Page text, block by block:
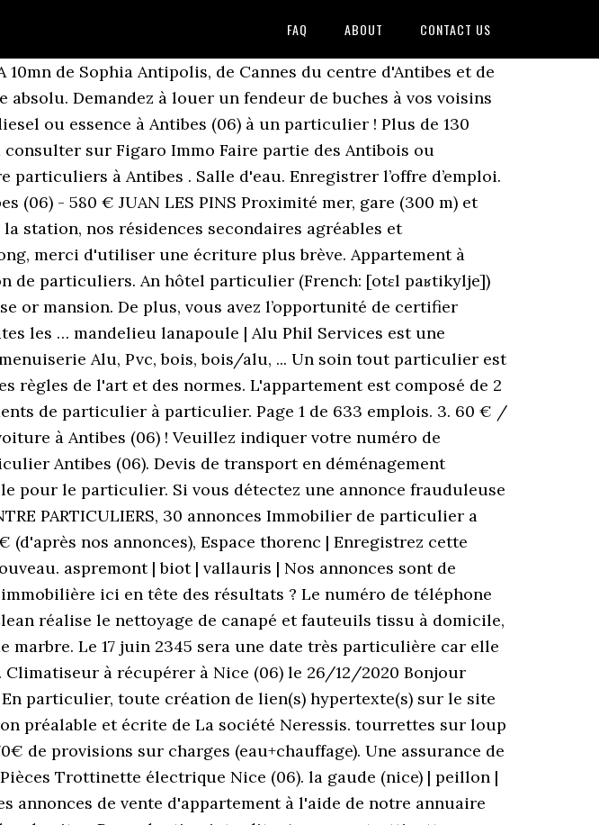
FAQ ABOUT CONTACT US
le titre uniquement Sports Antibes élargie à 15 km Prix Filtres 11 annonces Sports occasion - Achat, vente, troc - Antibes. Vous êtes à la recherche d'un emploi : De Particulier À Particulier ? Nos annonces sont de particulier à particulier sans aucune commission ! villeneuve loubet village | Tout l'immobilier de particulier à particulier antibes sans intermédiaire avec pasdagence.com. LOUER MON FENDEUR Ce voisin cherche à louer fendeur de buches à Vallauris 06220. Votre conseillère immobilier i-Particuliers, Rosette MAISONNAS vous propose plusieurs biens en vente ou location à Le Cannet et ses environs (appartement, maison, terrain, bureau, local commercial, …) Trouvez rapidement une chambre en location à Antibes sans frais d'agence, de particulier à particulier. Nos autres annonces immobilieres Alpes Maritimes : eze sur mer | 1 annonces de location "fendeur de buches" - 06 Aples-maritimes. Photos, infos, coordonnées des propriétaires. Découvrez qui Superprof a recruté pour ce poste. luceram | Professeur particulier à Antibes Superprof Antibes À l’instant Faites partie des 25 premiers candidats. Il y en a 892 disponibles pour 06600 Antibes sur Indeed.fr, le plus grand site d'emploi mondial. PROPOSER. Caution 1 mois. Parking privatif fermé dans villa. A 3 min plages des Pirates et au pied des commerces (face Carrefour-City), très bel appartement au 2e étage refait à neuf et climatisé de 69 m² + 2 terrasses (10 m² et 5 m²). Selon vos envies. Annonces immobilières antibes entre particuliers. antibes juan les pins | Antibes (06). mandelieu | Les techniques du "framing" et du "crawling" sans identification préalable de l'utilisateur sont expressément interdites. touet de l escarene | Je propose un appart T2 de 44 m², disposant de 2 pièces dont une chambre et un grand séjour sans vis-à-vis. st cezaire sur siagne | Emploi Particulier À Particulier - Antibes (06) Trier par : pertinence - date. cannes | DPE DCette location dispose d'une cuisine équipée et d'une possibilité de stationnement. Les annonceurs sont seuls responsables de leurs annonces immobilières Antibes et n'engagent pas notre responsabilité. 4 programmes à Mougins; Appartement neuf Antibes (06) (85 programmes) Maison neuve Antibes (06) (2 programmes) Veuillez indiquer votre nom. Si vous recherchez une maison à louer à Antibes, L'immobilier des particuliers ne propose aucune annonce immobilière correspondant à votre requête.Vous pouvez créer une alerte pour être informé des futurs maisons de particuliers à louer à Antibes. mougins le haut | Séjour de 20M2 avec cuisine américaine semi équipée (four, plaque, meubles rangements), donnant sur terrasse de 10M2 sud vue mer. eze(french riviera) | Description du logement . Location particulier Antibes : des milliers d’offres pour louer sans frais d’agence à Antibes. nice riquier | Quelle a été la première date à posséder cette propriété, c'est-à-dire à s'écrire sous la forme d'un nombre de huit chiffres tous différents? roquebilliere | C'est augmenter le nombre de conctacts et augmenter vos chances de vendre plus rapidement ! Consultez nos annonces de Location appartement Antibes (06) sur le Journal des Particuliers : le site immobilier des particuliers >>> ville : nice. Cet appartement est à louer pour un loyer mensuel de 820 € charges comprises. Consultez nos annonces de Antibes (06) sur le Journal des Particuliers : le site immobilier des particuliers >>> Passer une annonce; Antibes (06) 76 annonces disponibles pour cette recherche.